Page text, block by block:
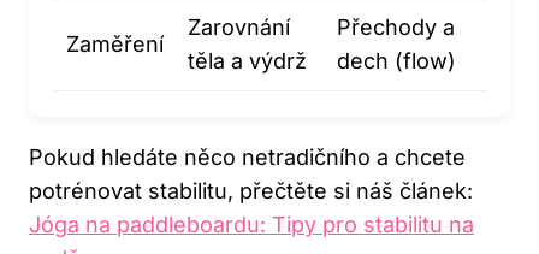
Zaměření
Zarovnání
těla a výdrž
Přechody a
dech (flow)
Pokud hledáte něco netradičního a chcete
potrénovat stabilitu, přečtěte si náš článek:
Jóga na paddleboardu: Tipy pro stabilitu na